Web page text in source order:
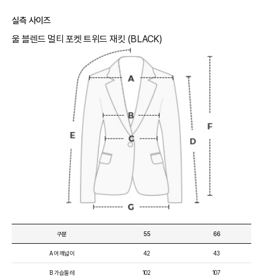
실측 사이즈
울 블렌드 멀티 포켓 트위드 재킷 (BLACK)
구분
A 어깨넓이
B 가슴둘레
55
42
102
66
43
107